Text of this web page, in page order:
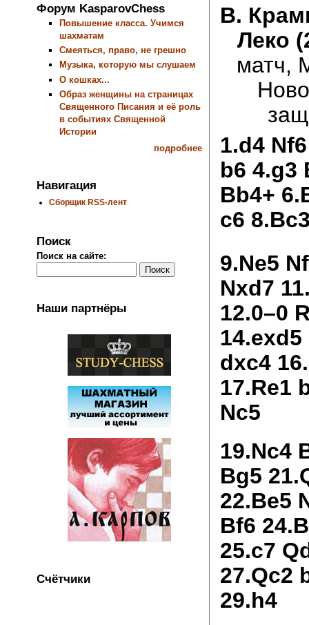
Форум KasparovChess
Повышение класса. Учимся
шахматам
Смеяться, право, не грешно
Музыка, которую мы слушаем
О кошках...
Образ женщины на страницах
Священного Писания и её роль
в событиях Священной
Истории
подробнее
Навигация
Сборщик RSS-лент
Поиск
Поиск на сайте:
Наши партнёры
Счётчики
В.
Леко
матч,
1.d4
b6 4.g3
Bb4+
c6
9.Ne5
Nxd7
12.0–0
dxc4
17.Re1
Nc5
19.Nc4
Bg5
22.Be5
Bf6
25.c7
27.Qc2
29.h4